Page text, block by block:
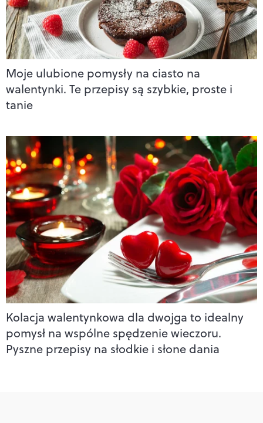
Moje ulubione pomysły na ciasto na
walentynki. Te przepisy są szybkie, proste i
tanie
Kolacja walentynkowa dla dwojga to idealny
pomysł na wspólne spędzenie wieczoru.
Pyszne przepisy na słodkie i słone dania